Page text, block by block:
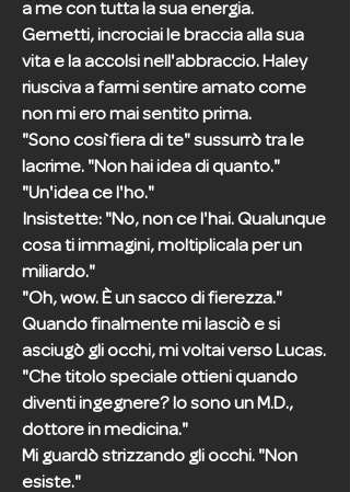
a me con tutta la sua energia.
Gemetti, incrociai le braccia alla sua
vita e la accolsi nell'abbraccio. Haley
riusciva a farmi sentire amato come
non mi ero mai sentito prima.
"Sono così fiera di te" sussurrò tra le
lacrime. "Non hai idea di quanto."
"Un'idea ce l'ho."
Insistette: "No, non ce l'hai. Qualunque
cosa ti immagini, moltiplicala per un
miliardo."
"Oh, wow. È un sacco di fierezza."
Quando finalmente mi lasciò e si
asciugò gli occhi, mi voltai verso Lucas.
"Che titolo speciale ottieni quando
diventi ingegnere? Io sono un M.D.,
dottore in medicina."
Mi guardò strizzando gli occhi. "Non
esiste."